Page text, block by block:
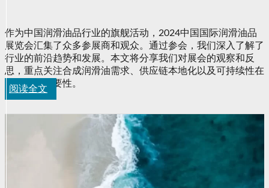
结
作为中国润滑油品行业的旗舰活动，2024中国国际润滑油品
展览会汇集了众多参展商和观众。通过参会，我们深入了解了
行业的前沿趋势和发展。本文将分享我们对展会的观察和反
思，重点关注合成润滑油需求、供应链本地化以及可持续性在
行业中的重要性。
阅读全文